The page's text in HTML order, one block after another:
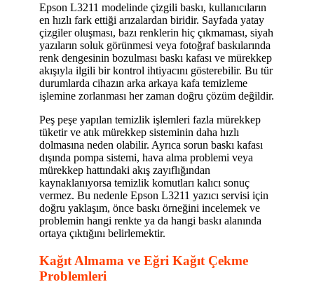
Epson L3211 modelinde çizgili baskı, kullanıcıların
en hızlı fark ettiği arızalardan biridir. Sayfada yatay
çizgiler oluşması, bazı renklerin hiç çıkmaması, siyah
yazıların soluk görünmesi veya fotoğraf baskılarında
renk dengesinin bozulması baskı kafası ve mürekkep
akışıyla ilgili bir kontrol ihtiyacını gösterebilir. Bu tür
durumlarda cihazın arka arkaya kafa temizleme
işlemine zorlanması her zaman doğru çözüm değildir.
Peş peşe yapılan temizlik işlemleri fazla mürekkep
tüketir ve atık mürekkep sisteminin daha hızlı
dolmasına neden olabilir. Ayrıca sorun baskı kafası
dışında pompa sistemi, hava alma problemi veya
mürekkep hattındaki akış zayıflığından
kaynaklanıyorsa temizlik komutları kalıcı sonuç
vermez. Bu nedenle Epson L3211 yazıcı servisi için
doğru yaklaşım, önce baskı örneğini incelemek ve
problemin hangi renkte ya da hangi baskı alanında
ortaya çıktığını belirlemektir.
Kağıt Almama ve Eğri Kağıt Çekme
Problemleri